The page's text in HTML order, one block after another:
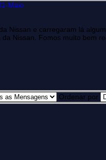
Maio
Nissan e carregaram lá
Nissan. Fomos muito bem
Ordenar por